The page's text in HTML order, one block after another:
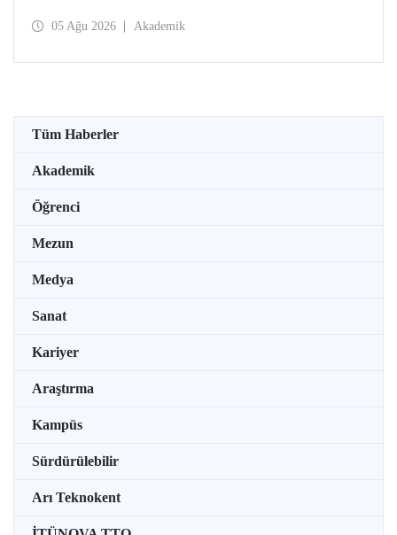
Koşullarına Bağlı Mikrolif Salımı: Aşınma, UV Maruziyeti
05 Ağu 2026 Akademik
Tüm Haberler
Akademik
Öğrenci
Mezun
Medya
Sanat
Kariyer
Araştırma
Kampüs
Sürdürülebilir
Arı Teknokent